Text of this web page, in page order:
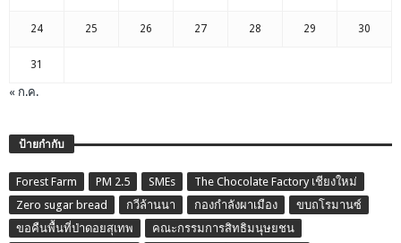
24 25 26 27 28 29 30
31
« ก.ค.
ป้ายกำกับ
Forest Farm PM 2.5 SMEs
The Chocolate Factory เชียงใหม่
Zero sugar bread
กวีล้านนา กองกำลังผาเมือง
ขบถโรมานซ์
ขอคืนพื้นที่ป่าดอยสุเทพ
คณะกรรมการสิทธิมนุษยชน